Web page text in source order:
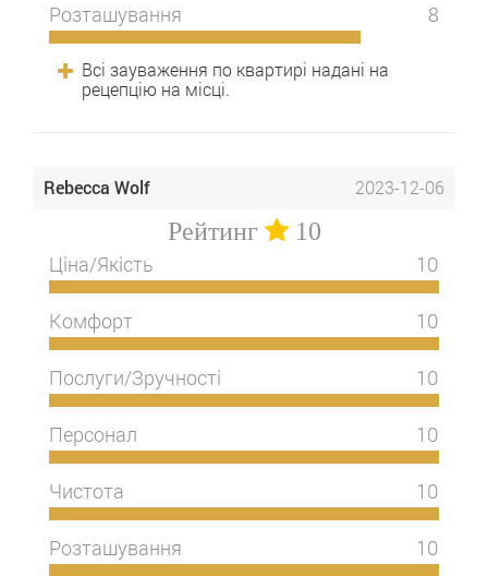
Розташування 8
Всі зауваження по квартирі надані на
рецепцію на місці.
Rebecca Wolf 2023-12-06
Рейтинг 10
Ціна/Якість 10
Комфорт 10
Послуги/Зручності 10
Персонал 10
Чистота 10
Розташування 10